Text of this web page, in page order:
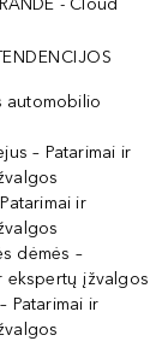
- Cloud
automobilio
– Patarimai ir
ir
dėmės –
ekspertų įžvalgos
Patarimai ir